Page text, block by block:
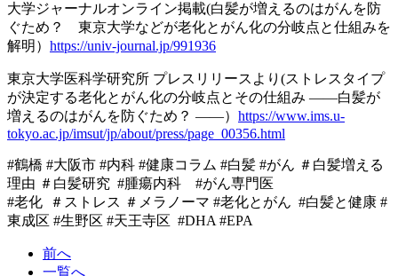
大学ジャーナルオンライン掲載(白髪が増えるのはがんを防
ぐため？ 東京大学などが老化とがん化の分岐点と仕組みを
解明） https://univ-journal.jp/991936
東京大学医科学研究所 プレスリリースより(ストレスタイプ
が決定する老化とがん化の分岐点とその仕組み ――白髪が
増えるのはがんを防ぐため？ ――） https://www.ims.u-
tokyo.ac.jp/imsut/jp/about/press/page_00356.html
#鶴橋 #大阪市 #内科 #健康コラム #白髪 #がん ＃白髪増える
理由 ＃白髪研究 #腫瘍内科 #がん専門医
#老化 ＃ストレス ＃メラノーマ #老化とがん #白髪と健康 #
東成区 #生野区 #天王寺区 #DHA #EPA
前へ
一覧へ